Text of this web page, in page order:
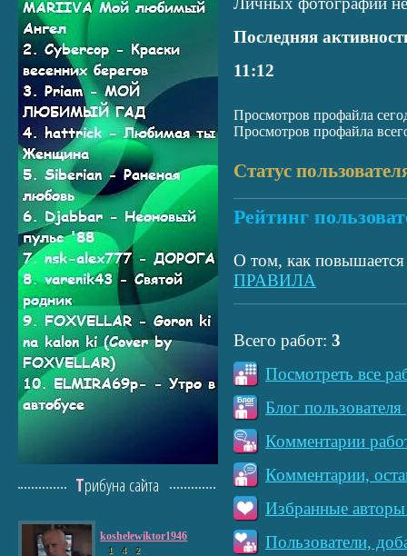
Последняя
11:12
Просмотров профайла
Просмотров профайла
Статус
Рейтинг
О том, как повышается
ПРАВИЛА
Всего работ: 3
Посмотреть все
Блог
Комментарии
Комментарии,
Избранные авторы
Пользователи,
Трибуна сайта
koshelewiktor1946
1 4 2